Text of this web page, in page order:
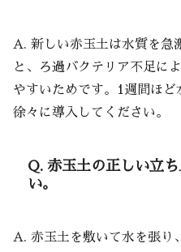
A. 新しい赤玉土は水質を急
と、ろ過バクテリア不足に
やすいためです。1週間ほど
徐々に導入してください。
Q. 赤玉土の正しい立
い。
A. 赤玉土を敷いて水を張り